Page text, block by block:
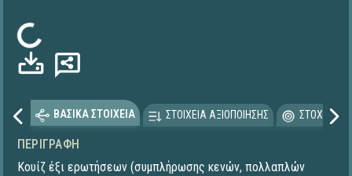
Φόρτωση...
ΒΑΣΙΚΑ ΣΤΟΙΧΕΙΑ ΣΤΟΙΧΕΙΑ ΑΞΙΟΠΟΙΗΣΗΣ
ΠΕΡΙΓΡΑΦΉ
Κουίζ έξι ερωτήσεων (συμπλήρωσης κενών, πολλαπλών